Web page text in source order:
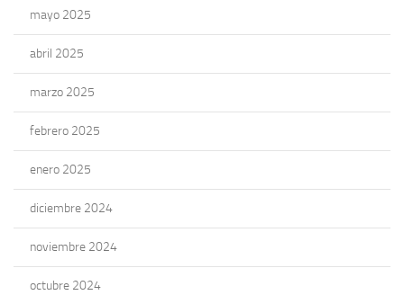
mayo 2025
abril 2025
marzo 2025
febrero 2025
enero 2025
diciembre 2024
noviembre 2024
octubre 2024